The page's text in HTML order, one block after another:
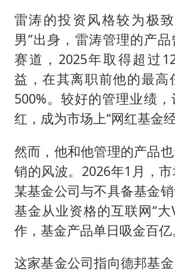
雷涛的投资风格较为极
男”出身，雷涛管理的产
赛道，2025年取得超过
益，在其离职前他的最高
500%。较好的管理业绩
红，成为市场上“网红基金经
然而，他和他管理的产品
销的风波。2026年1月，市
某基金公司与不具备基金
基金从业资格的互联网“大
作，基金产品单日吸金百亿
这家基金公司指向德邦基金